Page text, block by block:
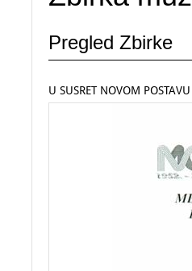
Pregled Zbirke
U SUSRET NOVOM